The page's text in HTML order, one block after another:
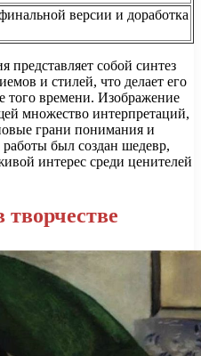
версии и доработка
представляет собой синтез
и стилей, что делает его
того времени. Изображение
множество интерпретаций,
грани понимания и
работы был создан шедевр,
интерес среди ценителей